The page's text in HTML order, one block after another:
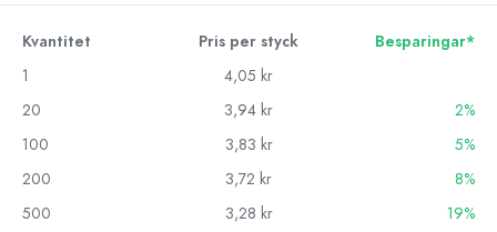
Kvantitet Pris per styck
Besparingar*
1
4,05 kr
20
3,94 kr
2%
100
3,83 kr
5%
200
3,72 kr
8%
500
3,28 kr
19%